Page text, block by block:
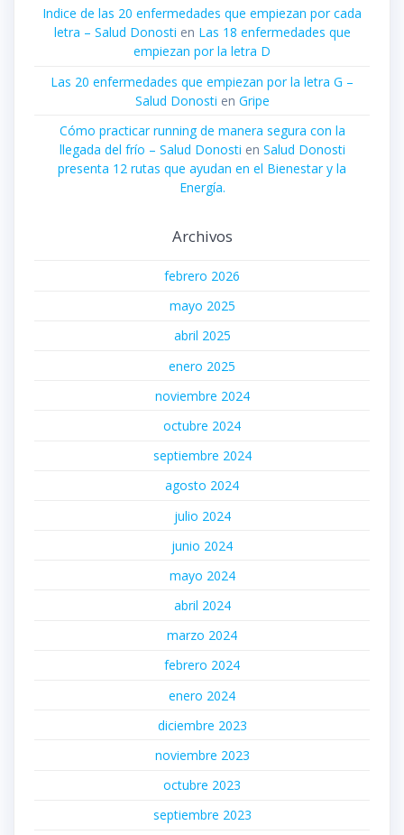
Indice de las 20 enfermedades que empiezan por cada
letra – Salud Donosti en Las 18 enfermedades que
empiezan por la letra D
Las 20 enfermedades que empiezan por la letra G –
Salud Donosti en Gripe
Cómo practicar running de manera segura con la
llegada del frío – Salud Donosti en Salud Donosti
presenta 12 rutas que ayudan en el Bienestar y la
Energía.
Archivos
febrero 2026
mayo 2025
abril 2025
enero 2025
noviembre 2024
octubre 2024
septiembre 2024
agosto 2024
julio 2024
junio 2024
mayo 2024
abril 2024
marzo 2024
febrero 2024
enero 2024
diciembre 2023
noviembre 2023
octubre 2023
septiembre 2023